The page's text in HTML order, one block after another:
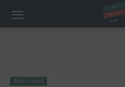
Boîte à outils